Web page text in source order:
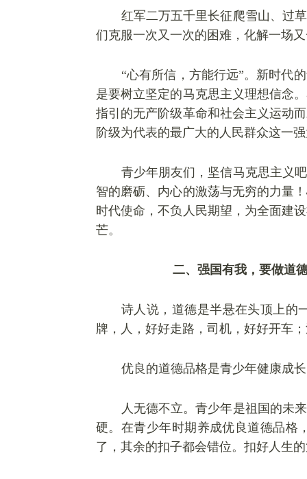
红军二万五千里长征爬雪山、过
们克服一次又一次的困难，化解一场
“心有所信，方能行远”。新时代
是要树立坚定的马克思主义理想信念
指引的无产阶级革命和社会主义运动
阶级为代表的最广大的人民群众这一
青少年朋友们，坚信马克思主义
智的磨砺、内心的激荡与无穷的力量
时代使命，不负人民期望，为全面建
芒。
二、强国有我，要做道
诗人说，道德是半悬在头顶上的
牌，人，好好走路，司机，好好开车
优良的道德品格是青少年健康成
人无德不立。青少年是祖国的未
硬。在青少年时期养成优良道德品格
了，其余的扣子都会错位。扣好人生